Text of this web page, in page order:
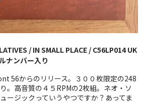
/ IN SMALL PLACE / C56LP014 UK
ナンバー入り
56からのリリース。３００枚限定の248
。高音質の４５RPMの2枚組。ネオ・ソ
ージックっていうやつですか？あってま